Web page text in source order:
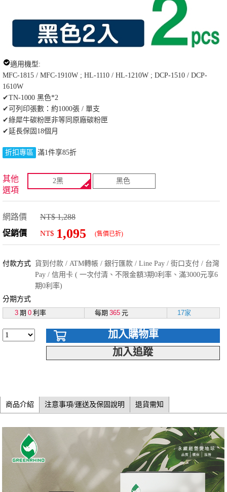
適用機型:
MFC-1815 / MFC-1910W ; HL-1110 / HL-1210W ; DCP-1510 / DCP-
1610W
✔TN-1000 黑色*2
✔可列印張數：約1000張 / 單支
✔綠犀牛碳粉匣非等同原廠碳粉匣
✔延長保固18個月
折扣專區 滿1件享85折
其他
選項
2黑 黑色
網路價
NT$ 1,288
促銷價
NT$ 1,095 (售價已折)
付款方式 貨到付款 / ATM轉帳 / 銀行匯款 / Line Pay / 街口支付 / 台灣
Pay / 信用卡 ( 一次付清、不限金額3期0利率、滿3000元享6
期0利率)
分期方式
3 期 0 利率 每期 365 元 17家
加入購物車
加入追蹤
商品介紹 注意事項/運送及保固說明 退貨需知